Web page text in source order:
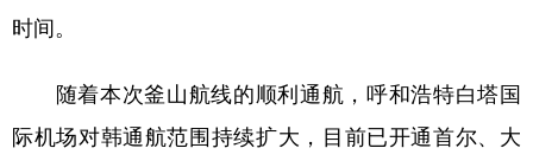
公益 一带一路 亚太网 上市公司
时间。
随着本次釜山航线的顺利通航，呼和浩特白塔国
际机场对韩通航范围持续扩大，目前已开通首尔、大